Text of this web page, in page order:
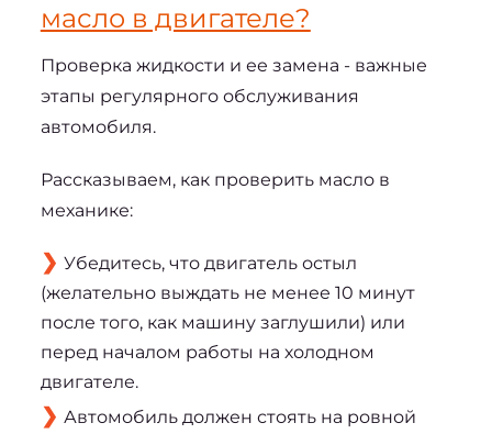
масло в двигателе?
Проверка жидкости и ее замена - важные
этапы регулярного обслуживания
автомобиля.
Рассказываем, как проверить масло в
механике:
Убедитесь, что двигатель остыл
(желательно выждать не менее 10 минут
после того, как машину заглушили) или
перед началом работы на холодном
двигателе.
Автомобиль должен стоять на ровной